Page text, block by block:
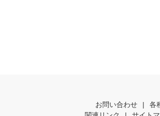
お問い合わせ | 各